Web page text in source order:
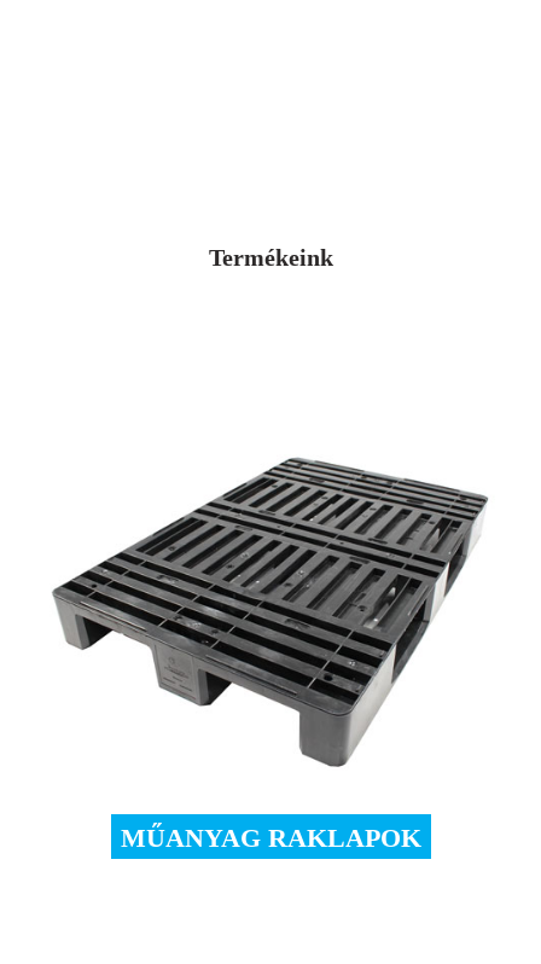
Termékeink
MŰANYAG RAKLAPOK